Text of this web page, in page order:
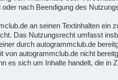
nach Beendigung des
an seinen Textinhalten
Das Nutzungsrecht umfasst
durch autogrammclub.de
von autogrammclub.de nicht
es sich um Inhalte handelt, die